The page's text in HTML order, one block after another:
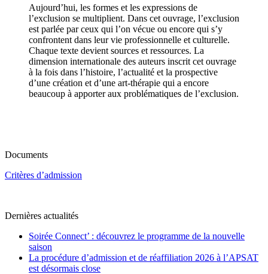
Aujourd’hui, les formes et les expressions de
l’exclusion se multiplient. Dans cet ouvrage, l’exclusion
est parlée par ceux qui l’on vécue ou encore qui s’y
confrontent dans leur vie professionnelle et culturelle.
Chaque texte devient sources et ressources. La
dimension internationale des auteurs inscrit cet ouvrage
à la fois dans l’histoire, l’actualité et la prospective
d’une création et d’une art-thérapie qui a encore
beaucoup à apporter aux problématiques de l’exclusion.
Documents
Critères d’admission
Dernières actualités
Soirée Connect’ : découvrez le programme de la nouvelle
saison
La procédure d’admission et de réaffiliation 2026 à l’APSAT
est désormais close